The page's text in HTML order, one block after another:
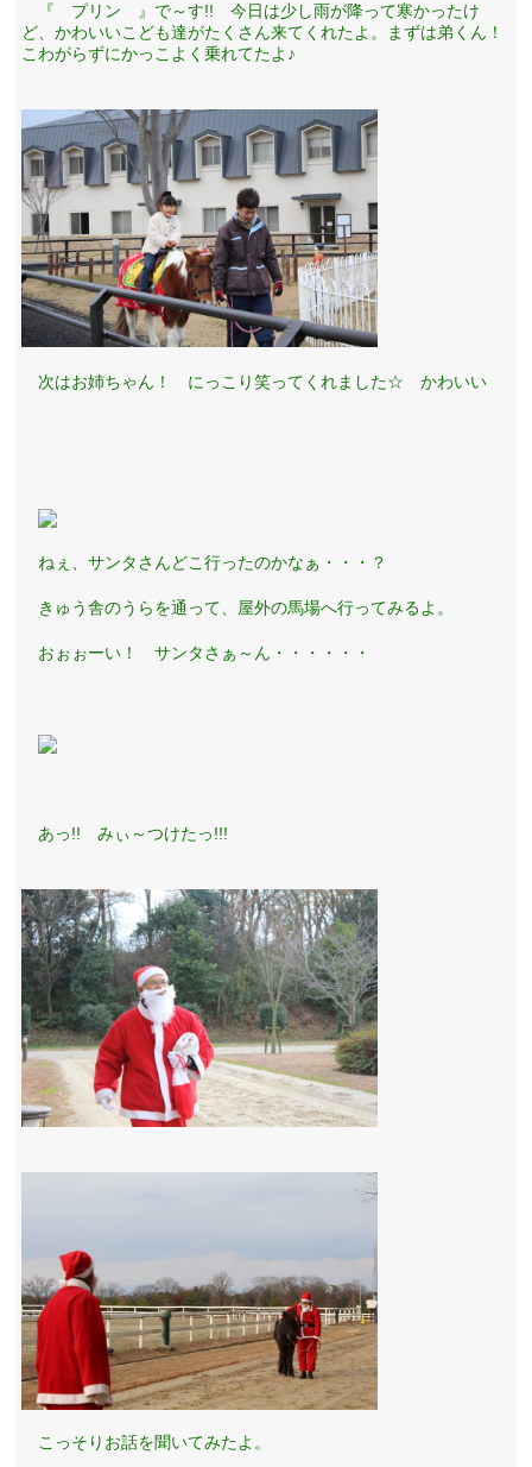
『 プリン 』で～す!! 今日は少し雨が降って寒かったけ
ど、かわいいこども達がたくさん来てくれたよ。まずは弟くん！
こわがらずにかっこよく乗れてたよ♪
次はお姉ちゃん！ にっこり笑ってくれました☆ かわいい
ねぇ、サンタさんどこ行ったのかなぁ・・・？
きゅう舎のうらを通って、屋外の馬場へ行ってみるよ。
おぉぉーい！ サンタさぁ～ん・・・・・・
あっ!! みぃ～つけたっ!!!
こっそりお話を聞いてみたよ。